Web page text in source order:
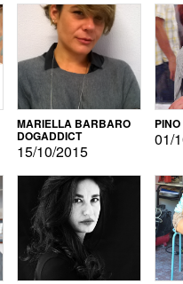
MARIELLA BARBARO
DOGADDICT
15/10/2015
01/